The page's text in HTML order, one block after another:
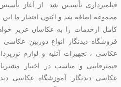
فیلمبرداری تأسیس شد. از آغاز
مجموعه اضافه شد و اکنون افتخار ما
کامل ازخدمات را به عکاسان عزیز
فروشگاه دیدنگار انواع دوربین عکاسی
عکاسی ، تجهیزات آتلیه و لوازم
قیمترقابتی و مناسب در اختیار
عکاسی دیدنگار: آموزشگاه عکاسی